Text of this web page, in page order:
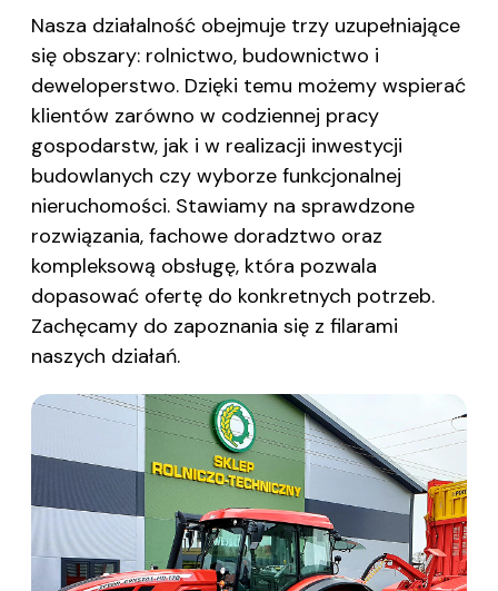
Nasza działalność obejmuje trzy uzupełniające
się obszary: rolnictwo, budownictwo i
deweloperstwo. Dzięki temu możemy wspierać
klientów zarówno w codziennej pracy
gospodarstw, jak i w realizacji inwestycji
budowlanych czy wyborze funkcjonalnej
nieruchomości. Stawiamy na sprawdzone
rozwiązania, fachowe doradztwo oraz
kompleksową obsługę, która pozwala
dopasować ofertę do konkretnych potrzeb.
Zachęcamy do zapoznania się z filarami
naszych działań.